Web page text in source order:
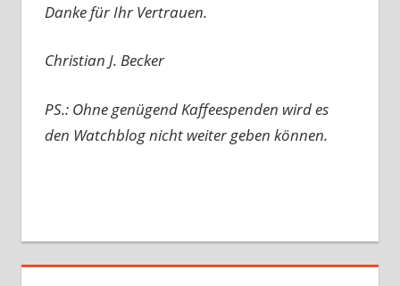
Danke für Ihr Vertrauen.
Christian J. Becker
PS.: Ohne genügend Kaffeespenden wird es
den Watchblog nicht weiter geben können.